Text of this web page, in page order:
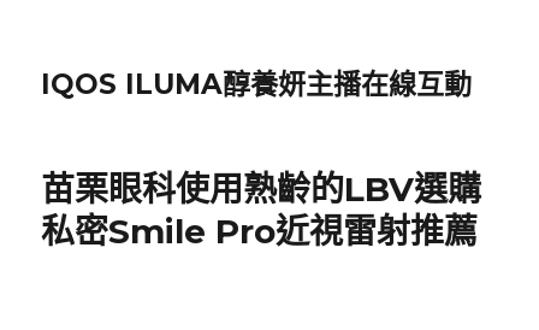
IQOS ILUMA醇養妍主播在線互動
苗栗眼科使用熟齡的LBV選購
私密Smile Pro近視雷射推薦